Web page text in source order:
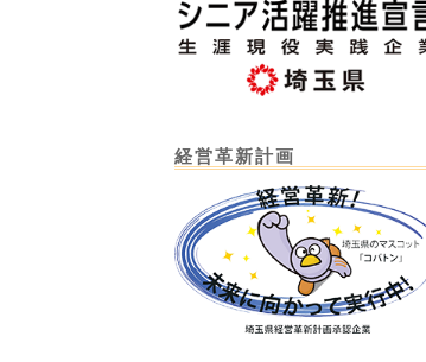
経営革新計画